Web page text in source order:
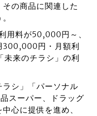
の商品に関連した
用料が50,000円～、
300,000円・月額利
来のチラシ」の利
シ」「パーソナル
スーパー、ドラッグ
心に提供を進め、